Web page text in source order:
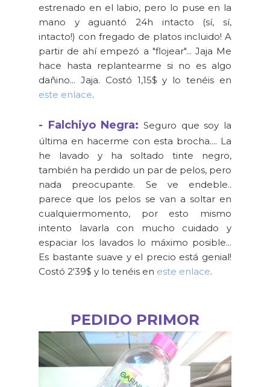
estrenado en el labio, pero lo puse en la
mano y aguantó 24h intacto (sí, sí,
intacto!) con fregado de platos incluido! A
partir de ahí empezó a "flojear"... Jaja Me
hace hasta replantearme si no es algo
dañino... Jaja. Costó 1,15$ y lo tenéis en
este enlace.
- Falchiyo Negra: Seguro que soy la
última en hacerme con esta brocha.... La
he lavado y ha soltado tinte negro,
también ha perdido un par de pelos, pero
nada preocupante. Se ve endeble..
parece que los pelos se van a soltar en
cualquiermomento, por esto mismo
intento lavarla con mucho cuidado y
espaciar los lavados lo máximo posible...
Es bastante suave y el precio está genial!
Costó 2'39$ y lo tenéis en este enlace.
PEDIDO PRIMOR